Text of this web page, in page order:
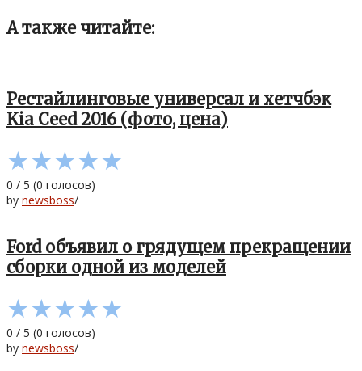
А также читайте:
Рестайлинговые универсал и хетчбэк
Kia Ceed 2016 (фото, цена)
★★★★★
0 / 5 (0 голосов)
by newsboss/
Ford объявил о грядущем прекращении
сборки одной из моделей
★★★★★
0 / 5 (0 голосов)
by newsboss/